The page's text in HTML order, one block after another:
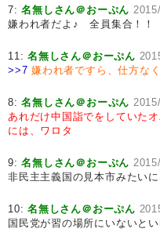
7:名無しさん＠おーぷん
嫌われ者だよ♪ 全員集合！！
11:名無しさん＠おーぷん
>>7 嫌われ者ですら、仕方な
8:名無しさん＠おーぷん
あれだけ中国詣でをしていた
には、ワロタ
9:名無しさん＠おーぷん
非民主主義国の見本市みたい
10:名無しさん＠おーぷん
国民党が習の場所にいないと